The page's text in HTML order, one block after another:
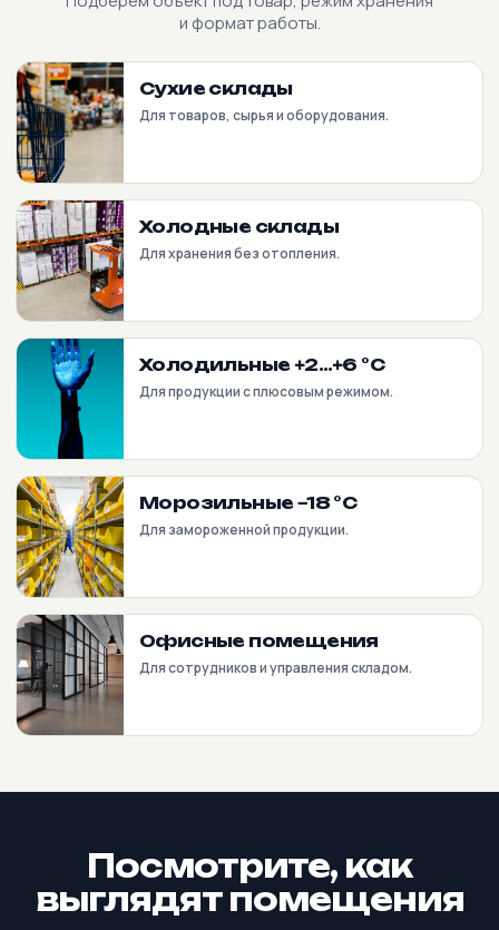
и формат работы.
Сухие склады
Для товаров, сырья и оборудования.
Холодные склады
Для хранения без отопления.
Холодильные +2…+6 °C
Для продукции с плюсовым режимом.
Морозильные −18 °C
Для замороженной продукции.
Офисные помещения
Для сотрудников и управления складом.
Посмотрите, как
выглядят помещения